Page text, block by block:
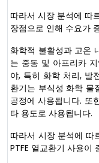
따라서 시장 분석에 따
장점으로 인해 수요가
화학적 불활성과 고온
는 중동 및 아프리카
야, 특히 화학 처리, 발
환기는 부식성 화학 물
공정에 사용됩니다. 또
타 용도로 사용됩니다.
따라서 시장 분석에 따
PTFE 열교환기 사용이